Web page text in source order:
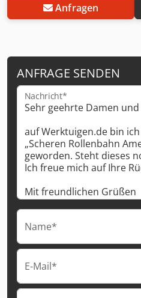
Anfragen
ANFRAGE SENDEN
Nachricht*
Name*
E-Mail*